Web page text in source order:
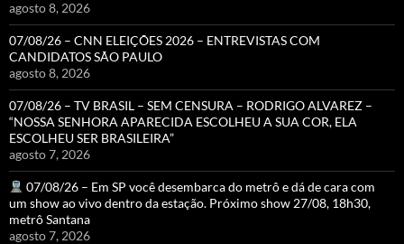
agosto 8, 2026
07/08/26 – CNN ELEIÇÕES 2026 – ENTREVISTAS COM
CANDIDATOS SÃO PAULO
agosto 8, 2026
07/08/26 – TV BRASIL – SEM CENSURA – RODRIGO ALVAREZ –
“NOSSA SENHORA APARECIDA ESCOLHEU A SUA COR, ELA
ESCOLHEU SER BRASILEIRA”
agosto 7, 2026
07/08/26 – Em SP você desembarca do metrô e dá de cara com
um show ao vivo dentro da estação. Próximo show 27/08, 18h30,
metrô Santana
agosto 7, 2026